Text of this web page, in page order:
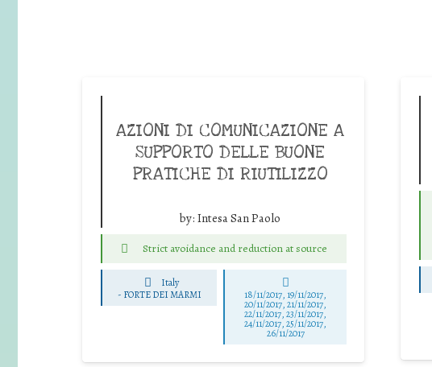
AZIONI DI COMUNICAZIONE A
SUPPORTO DELLE BUONE
PRATICHE DI RIUTILIZZO
by: Intesa San Paolo
Strict avoidance and reduction at source
Italy
- FORTE DEI MARMI 18/11/2017, 19/11/2017,
20/11/2017, 21/11/2017,
22/11/2017, 23/11/2017,
24/11/2017, 25/11/2017,
26/11/2017